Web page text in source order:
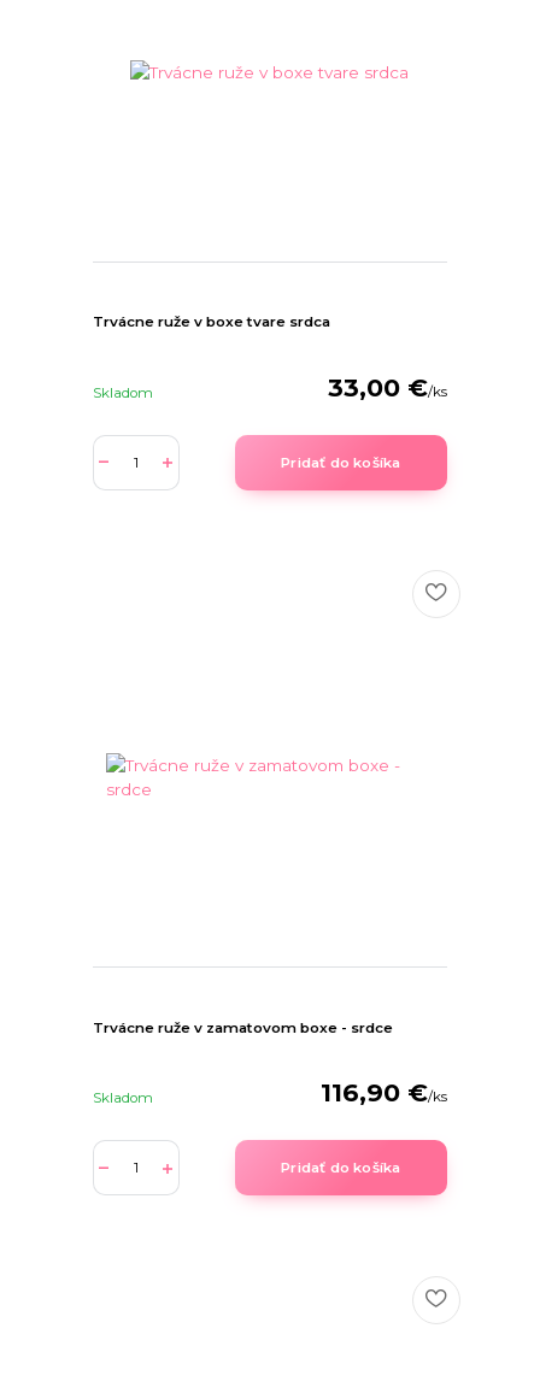
Trvácne ruže v boxe tvare srdca
33,00 €/ks
Skladom
Pridať do košíka
Trvácne ruže v zamatovom boxe - srdce
116,90 €/ks
Skladom
Pridať do košíka